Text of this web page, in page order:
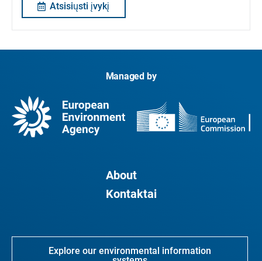
Atsisiųsti įvykį
Managed by
About
Kontaktai
Explore our environmental information